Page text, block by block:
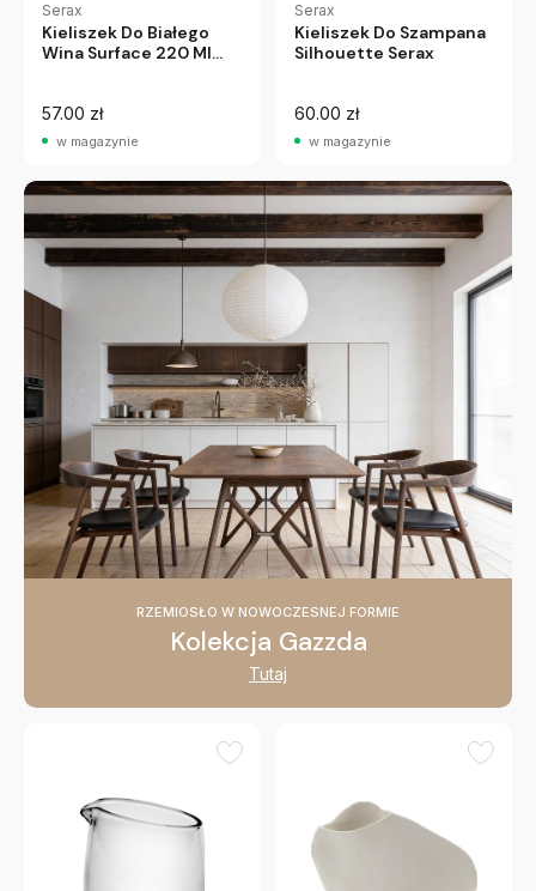
Serax
Kieliszek Do Białego
Wina Surface 220 Ml
57.00 zł
w magazynie
RZEMIOSŁO W NOWOCZESNEJ FORMIE
Kolekcja Gazzda
Tutaj
Serax
Kieliszek Do Szampana
Silhouette Serax
60.00 zł
w magazynie